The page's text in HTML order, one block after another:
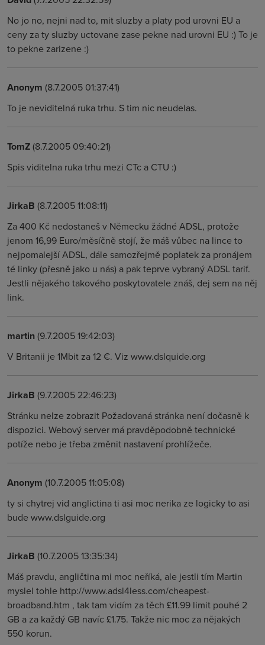
No jo no, nejni nad to, mit sluzby a platy pod urovni EU a
ceny za ty sluzby uctovane zase pekne nad urovni EU :) To je
to pekne zarizene :)
Anonym (8.7.2005 01:37:41)
To je neviditelná ruka trhu. S tim nic neudelas.
TomZ(8.7.2005 09:40:21)
Spis viditelna ruka trhu mezi CTc a CTU :)
JirkaB (8.7.2005 11:08:11)
Za 400 Kč nedostaneš v Německu žádné ADSL, protože
jenom 16,99 Euro/měsíčně stojí, že máš vůbec na lince to
nejpomalejší ADSL, dále samozřejmě poplatek za pronájem
té linky (přesně jako u nás) a pak teprve vybraný ADSL tarif.
Jestli nějakého takového poskytovatele znáš, dej sem na něj
link.
martin(9.7.2005 19:42:03)
V Britanii je 1Mbit za 12 €. Viz www.dslquide.org
JirkaB (9.7.2005 22:46:23)
Stránku nelze zobrazit Požadovaná stránka není dočasně k
dispozici. Webový server má pravděpodobně technické
potíže nebo je třeba změnit nastavení prohlížeče.
Anonym (10.7.2005 11:05:08)
ty si chytrej vid anglictina ti asi moc nerika ze logicky to asi
bude www.dslguide.org
JirkaB (10.7.2005 13:35:34)
Máš pravdu, angličtina mi moc neříká, ale jestli tím Martin
myslel tohle http://www.adsl4less.com/cheapest-
broadband.htm , tak tam vidím za těch £11.99 limit pouhé 2
GB a za každý GB navíc £1.75. Takže nic moc za nějakých
550 korun.